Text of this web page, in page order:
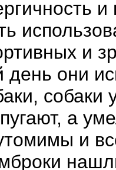
и
день они
собаки
а
и